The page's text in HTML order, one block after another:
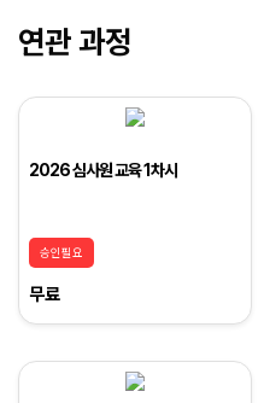
연관 과정
2026 심사원 교육 1차시
승인필요
무료